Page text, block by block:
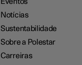
Notícias
Sustentabilidade
Sobre a Polestar
Carreiras